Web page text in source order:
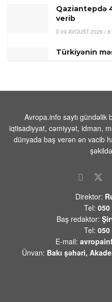
Qaziantepdə
verib
09 AVQUST 2026 /
Türkiyənin
Prezident
08 AVQUST 2026 /
Paşinyanın
etmək” planı
Devid
başlanğıcını
08 AVQUST 2026 /
İrandan
narkotiki
Video
Avropa.info saytı gündəlik
iqtisadiyyat, cəmiyyət, idman,
dünyada baş verən ən vacib
Direktor:
Tel: 050
Baş redaktor:
Tel: 050
E-mail:
Ünvan: Bakı şəhəri,